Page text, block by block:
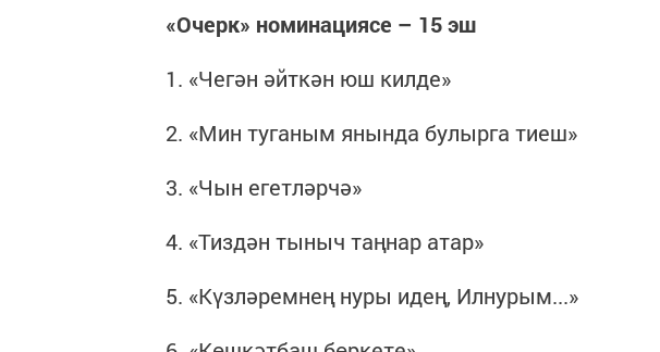
«Очерк» номинациясе – 15 эш
1. «Чегән әйткән юш килде»
2. «Мин туганым янында булырга тиеш»
3. «Чын егетләрчә»
4. «Тиздән тыныч таңнар атар»
5. «Күзләремнең нуры идең, Илнурым...»